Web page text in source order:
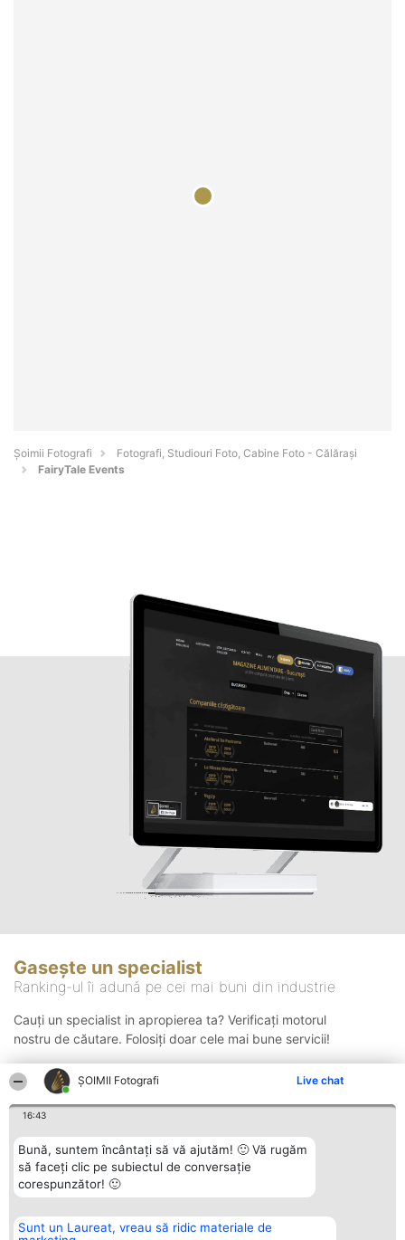
ȘOIMII Fotografi Live chat
16:43
Bună, suntem încântați să vă ajutăm! 🙂 Vă rugăm
să faceți clic pe subiectul de conversație
corespunzător! 🙂
Sunt un Laureat, vreau să ridic materiale de
Șoimii Fotografi
Fotografi, Studiouri Foto, Cabine Foto - Călăraşi
FairyTale Events
Gasește un specialist
Ranking-ul îi adună pe cei mai buni din industrie
Cauți un specialist in apropierea ta? Verificați motorul
nostru de căutare. Folosiți doar cele mai bune servicii!
Organizator Ranking Plebiscyt Contact